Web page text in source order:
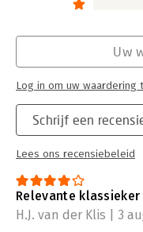
Schrijf een
Lees ons recensiebeleid
Uw
Log in om uw waardering
Relevante klassieker
H.J. van der Klis | 3